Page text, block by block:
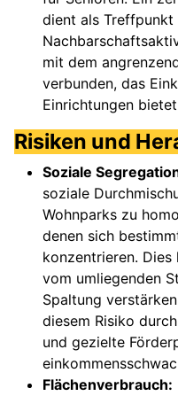
dient als Treffpunkt
mit dem
verbunden, das
Einrichtungen
Risiken und
Soziale
soziale
Wohnparks zu
denen sich
konzentrieren.
vom umliegenden
Spaltung
diesem Risiko
und gezielte
Flächenverbrauch: